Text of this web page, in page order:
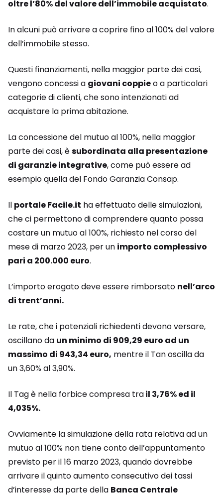
oltre l’80% del valore dell’immobile acquistato.
In alcuni può arrivare a coprire fino al 100% del valore
dell’immobile stesso.
Questi finanziamenti, nella maggior parte dei casi,
vengono concessi a giovani coppieo a particolari
categorie di clienti, che sono intenzionati ad
acquistare la prima abitazione.
La concessione del mutuo al 100%, nella maggior
parte dei casi, èsubordinata alla presentazione
di garanzie integrative, come può essere ad
esempio quella del Fondo Garanzia Consap.
Il portale Facile.it ha effettuato delle simulazioni,
che ci permettono di comprendere quanto possa
costare un mutuo al 100%, richiesto nel corso del
mese di marzo 2023, per un importo complessivo
pari a 200.000 euro.
L’importo erogato deve essere rimborsato nell’arco
di trent’anni.
Le rate, che i potenziali richiedenti devono versare,
oscillano da un minimo di 909,29 euro ad un
massimo di 943,34 euro, mentre il Tan oscilla da
un 3,60% al 3,90%.
Il Tag è nella forbice compresa trail 3,76% ed il
4,035%.
Ovviamente la simulazione della rata relativa ad un
mutuo al 100% non tiene conto dell’appuntamento
previsto per il 16 marzo 2023, quando dovrebbe
arrivare il quinto aumento consecutivo dei tassi
d’interesse da parte della Banca Centrale